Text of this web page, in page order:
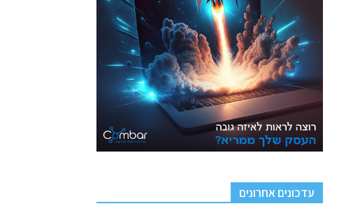
עדכונים אחרונים